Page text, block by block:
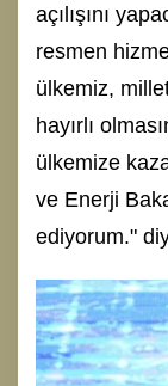
açılışını
resmen
ülkemiz,
hayırlı
ülkemize
ve Enerji
ediyorum."